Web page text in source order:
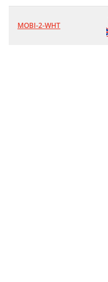
MOBI-2-WHT